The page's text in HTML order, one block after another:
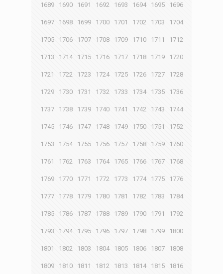
1689 1690 1691 1692 1693 1694 1695 1696
1697 1698 1699 1700 1701 1702 1703 1704
1705 1706 1707 1708 1709 1710 1711 1712
1713 1714 1715 1716 1717 1718 1719 1720
1721 1722 1723 1724 1725 1726 1727 1728
1729 1730 1731 1732 1733 1734 1735 1736
1737 1738 1739 1740 1741 1742 1743 1744
1745 1746 1747 1748 1749 1750 1751 1752
1753 1754 1755 1756 1757 1758 1759 1760
1761 1762 1763 1764 1765 1766 1767 1768
1769 1770 1771 1772 1773 1774 1775 1776
1777 1778 1779 1780 1781 1782 1783 1784
1785 1786 1787 1788 1789 1790 1791 1792
1793 1794 1795 1796 1797 1798 1799 1800
1801 1802 1803 1804 1805 1806 1807 1808
1809 1810 1811 1812 1813 1814 1815 1816